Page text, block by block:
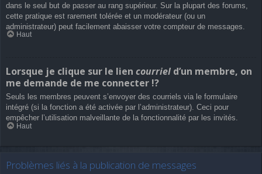
dans le seul but de passer au rang supérieur. Sur la plupart des forums,
cette pratique est rarement tolérée et un modérateur (ou un
administrateur) peut facilement abaisser votre compteur de messages.
Haut
Lorsque je clique sur le lien courriel d’un membre, on
me demande de me connecter !?
Seuls les membres peuvent s’envoyer des courriels via le formulaire
intégré (si la fonction a été activée par l’administrateur). Ceci pour
empêcher l’utilisation malveillante de la fonctionnalité par les invités.
Haut
Problèmes liés à la publication de messages